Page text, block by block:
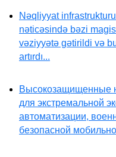
Nəqliyyat
nəticəsində bəzi
vəziyyətə gətirildi və
artırdı...
Высокозащищенные
для экстремальной
автоматизации,
безопасной